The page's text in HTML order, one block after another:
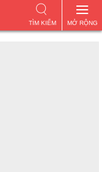
MỞ RỘNG
TÌM KIẾM